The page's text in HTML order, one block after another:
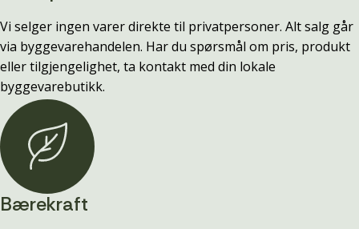
Vi selger ingen varer direkte til privatpersoner. Alt salg går
via byggevarehandelen. Har du spørsmål om pris, produkt
eller tilgjengelighet, ta kontakt med din lokale
byggevarebutikk.
Bærekraft